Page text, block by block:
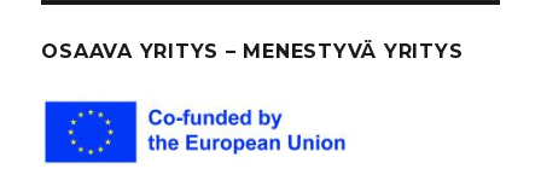
SIVU
OSAAVA YRITYS – MENESTYVÄ YRITYS